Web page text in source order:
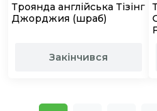
Троянда англійська Тізінг
Джорджия (шраб)
Закінчився